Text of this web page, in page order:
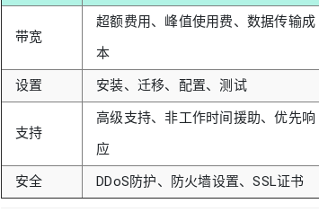
带宽
超额费用、峰值使用费、数据传输成
本
设置 安装、迁移、配置、测试
支持
高级支持、非工作时间援助、优先响
应
安全
DDoS防护、防火墙设置、SSL证书